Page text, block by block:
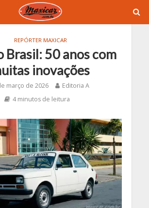
REPÓRTER MAXICAR
Brasil: 50 anos com
inovações
março de 2026
Editoria A
4 minutos de leitura